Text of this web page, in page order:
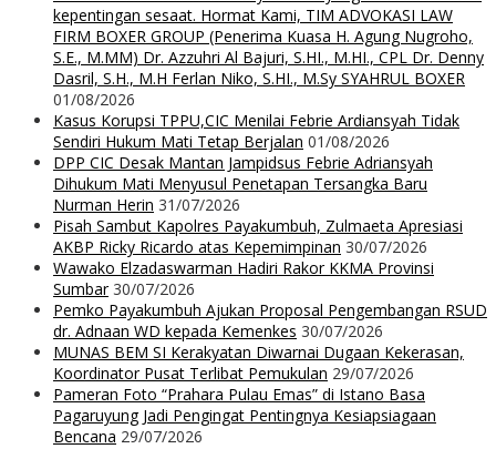
kepentingan sesaat. Hormat Kami, TIM ADVOKASI LAW
FIRM BOXER GROUP (Penerima Kuasa H. Agung Nugroho,
S.E., M.MM) Dr. Azzuhri Al Bajuri, S.HI., M.HI., CPL Dr. Denny
Dasril, S.H., M.H Ferlan Niko, S.HI., M.Sy SYAHRUL BOXER
01/08/2026
Kasus Korupsi TPPU,CIC Menilai Febrie Ardiansyah Tidak
Sendiri Hukum Mati Tetap Berjalan 01/08/2026
DPP CIC Desak Mantan Jampidsus Febrie Adriansyah
Dihukum Mati Menyusul Penetapan Tersangka Baru
Nurman Herin 31/07/2026
Pisah Sambut Kapolres Payakumbuh, Zulmaeta Apresiasi
AKBP Ricky Ricardo atas Kepemimpinan 30/07/2026
Wawako Elzadaswarman Hadiri Rakor KKMA Provinsi
Sumbar 30/07/2026
Pemko Payakumbuh Ajukan Proposal Pengembangan RSUD
dr. Adnaan WD kepada Kemenkes 30/07/2026
MUNAS BEM SI Kerakyatan Diwarnai Dugaan Kekerasan,
Koordinator Pusat Terlibat Pemukulan 29/07/2026
Pameran Foto “Prahara Pulau Emas” di Istano Basa
Pagaruyung Jadi Pengingat Pentingnya Kesiapsiagaan
Bencana 29/07/2026